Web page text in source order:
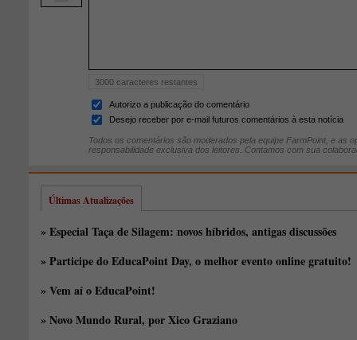
3000 caracteres restantes
Autorizo a publicação do comentário
Desejo receber por e-mail futuros comentários à esta notícia
Todos os comentários são moderados pela equipe FarmPoint, e as
responsabilidade exclusiva dos leitores. Contamos com sua
Últimas Atualizações
» Especial Taça de Silagem: novos híbridos, antigas discussões
» Participe do EducaPoint Day, o melhor evento online gratuito!
» Vem aí o EducaPoint!
» Novo Mundo Rural, por Xico Graziano